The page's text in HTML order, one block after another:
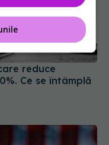
reduce
Ce se întâmplă